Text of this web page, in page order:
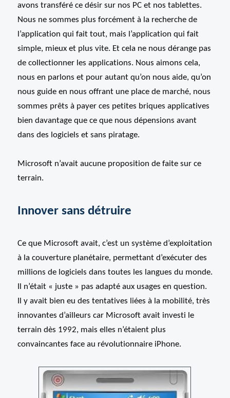
avons transféré ce désir sur nos PC et nos tablettes.
Nous ne sommes plus forcément à la recherche de
l’application qui fait tout, mais l’application qui fait
simple, mieux et plus vite. Et cela ne nous dérange pas
de collectionner les applications. Nous aimons cela,
nous en parlons et pour autant qu’on nous aide, qu’on
nous guide en nous offrant une place de marché, nous
sommes prêts à payer ces petites briques applicatives
bien davantage que ce que nous dépensions avant
dans des logiciels et sans piratage.
Microsoft n’avait aucune proposition de faite sur ce
terrain.
Innover sans détruire
Ce que Microsoft avait, c’est un système d’exploitation
à la couverture planétaire, permettant d’exécuter des
millions de logiciels dans toutes les langues du monde.
Il n’était « juste » pas adapté aux usages en question.
Il y avait bien eu des tentatives liées à la mobilité, très
innovantes d’ailleurs car Microsoft avait investi le
terrain dès 1992, mais elles n’étaient plus
convaincantes face au révolutionnaire iPhone.